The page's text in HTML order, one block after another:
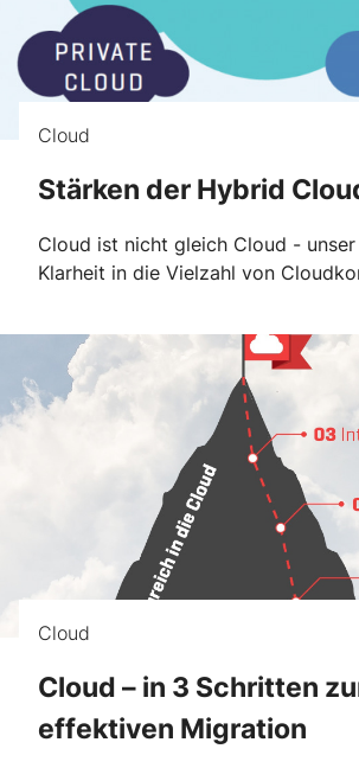
Cloud
Stärken der Hybrid
Cloud ist nicht gleich Cloud -
Klarheit in die Vielzahl von
Cloud
Cloud – in 3 Schritten
effektiven Migration